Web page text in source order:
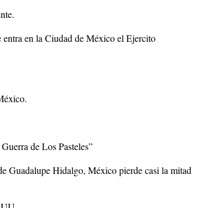
entra en la Ciudad de México el Ejercito
de Los Pasteles”
Guadalupe Hidalgo, México pierde casi la mitad